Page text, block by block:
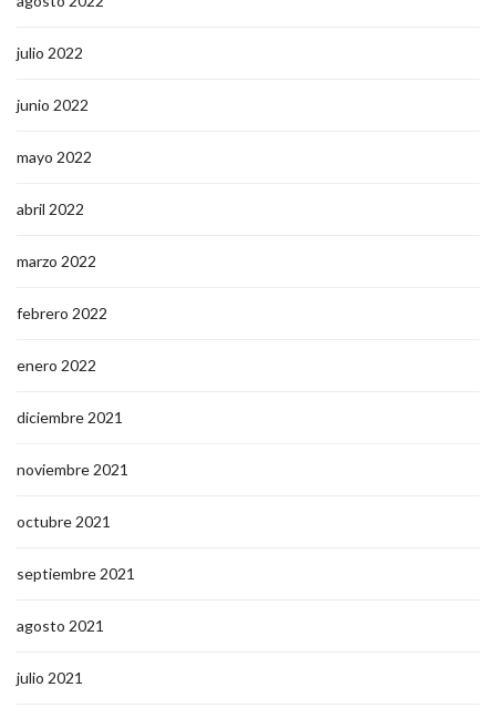
julio 2022
junio 2022
mayo 2022
abril 2022
marzo 2022
febrero 2022
enero 2022
diciembre 2021
noviembre 2021
octubre 2021
septiembre 2021
agosto 2021
julio 2021